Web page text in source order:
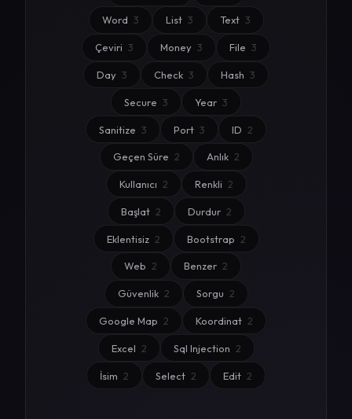
Word 3 List 3 Text 3
Çeviri 3 Money 3 File 3
Day 3 Check 3 Hash 3
Secure 3 Year 3
Sanitize 3 Port 3 ID 2
Geçen Süre 2 Anlık 2
Kullanıcı 2 Renkli 2
Başlat 2 Durdur 2
Eklentisiz 2 Bootstrap 2
Web 2 Benzer 2
Güvenlik 2 Sorgu 2
Google Map 2 Koordinat 2
Excel 2 Sql Injection 2
İsim 2 Select 2 Edit 2